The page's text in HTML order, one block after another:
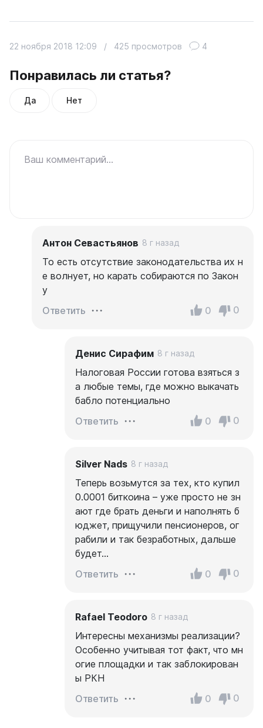
Понравилась ли статья?
Да Нет
22 ноября 2018 12:09 / 425 просмотров 4
Ваш комментарий...
Антон Севастьянов 8 г назад
То есть отсутствие законодательства их н
е волнует, но карать собираются по Закон
у
Ответить
0 0
Денис Сирафим 8 г назад
Налоговая России готова взяться з
а любые темы, где можно выкачать
бабло потенциально
Ответить
0 0
Silver Nads 8 г назад
Теперь возьмутся за тех, кто купил
0.0001 биткоина – уже просто не зн
ают где брать деньги и наполнять б
юджет, прищучили пенсионеров, ог
рабили и так безработных, дальше
будет…
Ответить
0 0
Rafael Teodoro 8 г назад
Интересны механизмы реализации?
Особенно учитывая тот факт, что мн
огие площадки и так заблокирован
ы РКН
Ответить
0 0